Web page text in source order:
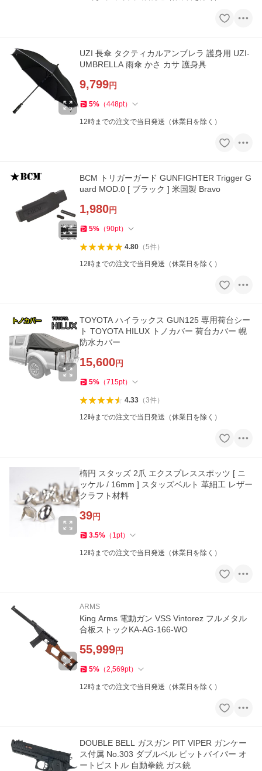
UZI 長傘 タクティカルアンブレラ 護身用 UZI-
UMBRELLA 雨傘 かさ カサ 護身具
9,799円
5% （448pt）
12時までの注文で当日発送（休業日を除く）
BCM トリガーガード GUNFIGHTER Trigger G
uard MOD.0 [ ブラック ] 米国製 Bravo
1,980円
5% （90pt）
4.80（5件）
12時までの注文で当日発送（休業日を除く）
TOYOTA ハイラックス GUN125 専用荷台シー
ト TOYOTA HILUX トノカバー 荷台カバー 幌
防水カバー
15,600円
5% （715pt）
4.33（3件）
12時までの注文で当日発送（休業日を除く）
楕円 スタッズ 2爪 エクスプレススポッツ [ ニ
ッケル / 16mm ] スタッズベルト 革細工 レザー
クラフト材料
39円
3.5% （ 1pt）
12時までの注文で当日発送（休業日を除く）
ARMS
King Arms 電動ガン VSS Vintorez フルメタル
合板ストックKA-AG-166-WO
55,999円
5% （2,569pt）
12時までの注文で当日発送（休業日を除く）
DOUBLE BELL ガスガン PIT VIPER ガンケー
ス付属 No.303 ダブルベル ピットバイパー オ
ートピストル 自動拳銃 ガス銃